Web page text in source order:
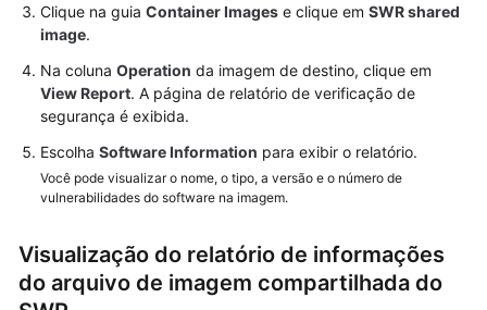
Clique na guia Container Images e clique em SWR shared
image.
Na coluna Operation da imagem de destino, clique em
View Report. A página de relatório de verificação de
segurança é exibida.
Escolha Software Information para exibir o relatório.
Você pode visualizar o nome, o tipo, a versão e o número de
vulnerabilidades do software na imagem.
Visualização do relatório de informações
do arquivo de imagem compartilhada do